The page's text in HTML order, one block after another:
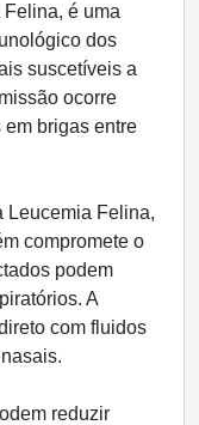
é uma
dos
suscetíveis a
ocorre
brigas entre
Leucemia Felina,
compromete o
podem
A
com fluidos
reduzir